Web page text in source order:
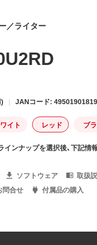
／ライター
JANコード:
イト レッド ブ
ンナップを選択後、下記情
ソフトウェア
取扱
問合せ 付属品の購入